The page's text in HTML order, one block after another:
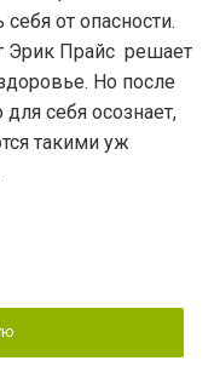
от опасности.
Эрик Прайс решает
Но после
себя осознает,
такими уж